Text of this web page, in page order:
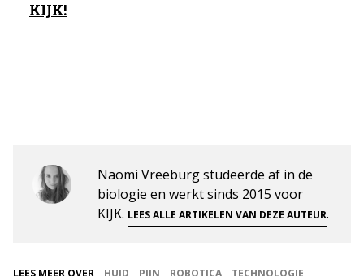
KIJK!
Naomi Vreeburg studeerde af in de
biologie en werkt sinds 2015 voor
KIJK. LEES ALLE ARTIKELEN VAN DEZE AUTEUR.
LEES MEER OVER HUID PIJN ROBOTICA TECHNOLOGIE